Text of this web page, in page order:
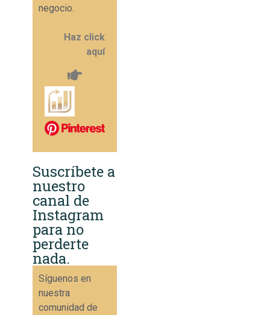
negocio.
Haz click
aquí
Suscríbete a
nuestro
canal de
Instagram
para no
perderte
nada.
Síguenos en
nuestra
comunidad de